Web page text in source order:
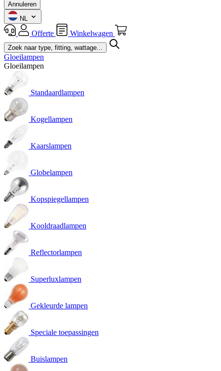
Annuleren
NL
Offerte Winkelwagen
Gloeilampen
Gloeilampen
Standaardlampen
Kogellampen
Kaarslampen
Globelampen
Kopspiegellampen
Kooldraadlampen
Reflectorlampen
Superluxlampen
Gekleurde lampen
Speciale toepassingen
Buislampen